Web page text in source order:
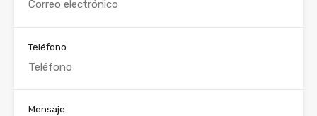
Teléfono
Mensaje